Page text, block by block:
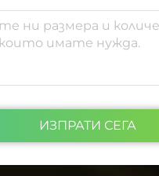
ИЗПРАТИ СЕГА